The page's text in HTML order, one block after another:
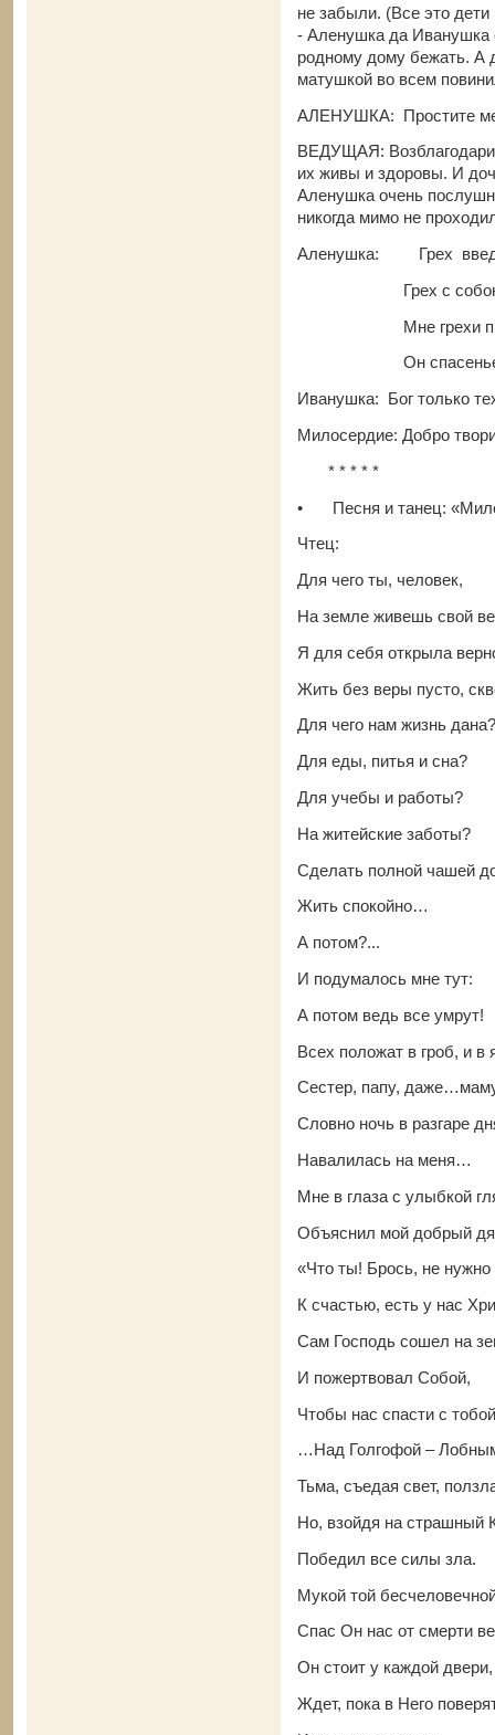
не забыли. (Все это дети
- Аленушка да Иванушка
родному дому бежать. А
матушкой во всем
АЛЕНУШКА: Простите
ВЕДУЩАЯ:
их живы и здоровы. И
Аленушка очень
никогда мимо не
Аленушка: Грех
Грех с собою
Мне грехи
Он спасенье
Иванушка: Бог только
Милосердие: Добро
* * * * *
•
Песня и танец:
Чтец:
Для чего ты, человек,
На земле живешь свой
Я для себя открыла
Жить без веры пусто,
Для чего нам жизнь дана?
Для еды, питья и сна?
Для учебы и работы?
На житейские заботы?
Сделать полной чашей
Жить спокойно…
А потом?...
И подумалось мне тут:
А потом ведь все умрут!
Всех положат в гроб, и в
Сестер, папу,
Словно ночь в разгаре
Навалилась на меня…
Мне в глаза с улыбкой
Объяснил мой добрый
«Что ты! Брось, не нужно
К счастью, есть у нас
Сам Господь сошел на
И пожертвовал Собой,
Чтобы нас спасти с
…Над Голгофой –
Тьма, съедая свет,
Но, взойдя на страшный
Победил все силы зла.
Мукой той
Спас Он нас от смерти
Он стоит у каждой двери,
Ждет, пока в Него